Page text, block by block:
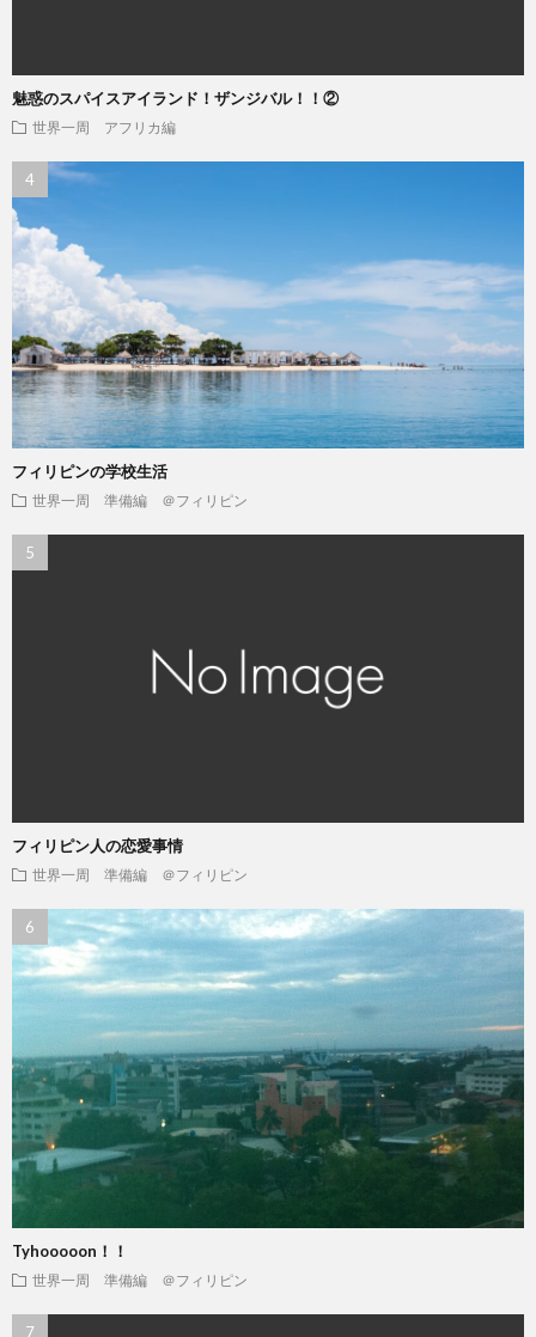
魅惑のスパイスアイランド！ザンジバル！！②
世界一周 アフリカ編
フィリピンの学校生活
世界一周 準備編 ＠フィリピン
フィリピン人の恋愛事情
世界一周 準備編 ＠フィリピン
Tyhooooon！！
世界一周 準備編 ＠フィリピン